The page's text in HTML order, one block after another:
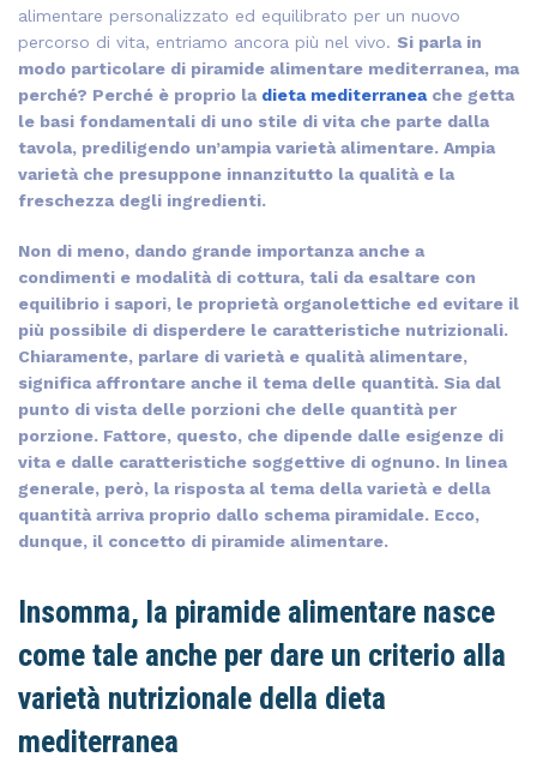
alimentare personalizzato ed equilibrato per un nuovo
percorso di vita, entriamo ancora più nel vivo. Si parla in
modo particolare di piramide alimentare mediterranea, ma
perché? Perché è proprio la dieta mediterraneache getta
le basi fondamentali di uno stile di vita che parte dalla
tavola, prediligendo un’ampia varietà alimentare. Ampia
varietà che presuppone innanzitutto la qualità e la
freschezza degli ingredienti.
Non di meno, dando grande importanza anche a
condimenti e modalità di cottura, tali da esaltare con
equilibrio i sapori, le proprietà organolettiche ed evitare il
più possibile di disperdere le caratteristiche nutrizionali.
Chiaramente, parlare di varietà e qualità alimentare,
significa affrontare anche il tema delle quantità. Sia dal
punto di vista delle porzioni che delle quantità per
porzione. Fattore, questo, che dipende dalle esigenze di
vita e dalle caratteristiche soggettive di ognuno. In linea
generale, però, la risposta al tema della varietà e della
quantità arriva proprio dallo schema piramidale. Ecco,
dunque, il concetto di piramide alimentare.
Insomma, la piramide alimentare nasce
come tale anche per dare un criterio alla
varietà nutrizionale della dieta
mediterranea